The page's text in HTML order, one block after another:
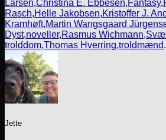
Larsen,Christina E. Ebbesen,Fantasy,
Rasch,Helle Jakobsen,Kristoffer J.
Kramhøft,Martin Wangsgaard
Dyst,noveller,Rasmus Wichmann,
trolddom,Thomas Hverring,troldmænd.
Jette